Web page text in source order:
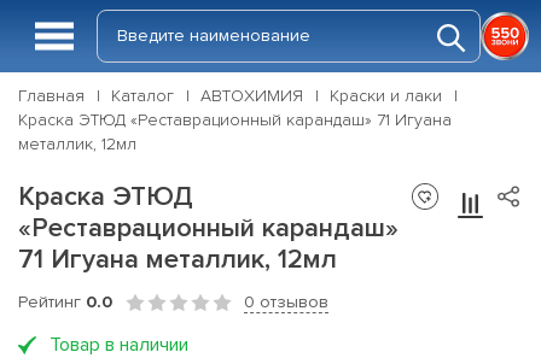
Главная Каталог АВТОХИМИЯ
Краски и лаки
Краска ЭТЮД «Реставрационный карандаш» 71 Игуана
металлик, 12мл
Краска ЭТЮД
«Реставрационный карандаш»
71 Игуана металлик, 12мл
Рейтинг 0.0 0 отзывов
Товар в наличии